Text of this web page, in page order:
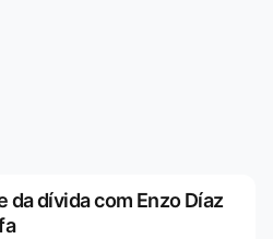
da dívida com Enzo Díaz